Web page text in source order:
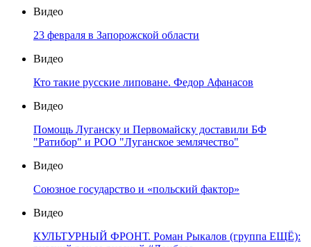
Видео
23 февраля в Запорожской области
Видео
Кто такие русские липоване. Федор Афанасов
Видео
Помощь Луганску и Первомайску доставили БФ
"Ратибор" и РОО "Луганское землячество"
Видео
Союзное государство и «польский фактор»
Видео
КУЛЬТУРНЫЙ ФРОНТ. Роман Рыкалов (группа ЕЩЁ):